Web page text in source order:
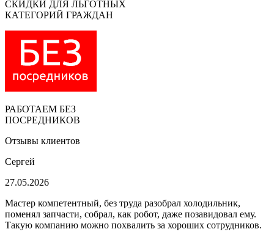
СКИДКИ ДЛЯ ЛЬГОТНЫХ
КАТЕГОРИЙ ГРАЖДАН
РАБОТАЕМ БЕЗ
ПОСРЕДНИКОВ
Отзывы клиентов
Сергей
27.05.2026
Мастер компетентный, без труда разобрал холодильник,
поменял запчасти, собрал, как робот, даже позавидовал ему.
Такую компанию можно похвалить за хороших сотрудников.